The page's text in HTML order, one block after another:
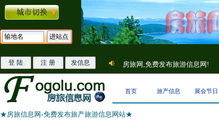
房旅网,免费发布旅游信息网!
首页 旅产信息 展会节日
★房旅信息网-免费发布旅产旅游信息网站★